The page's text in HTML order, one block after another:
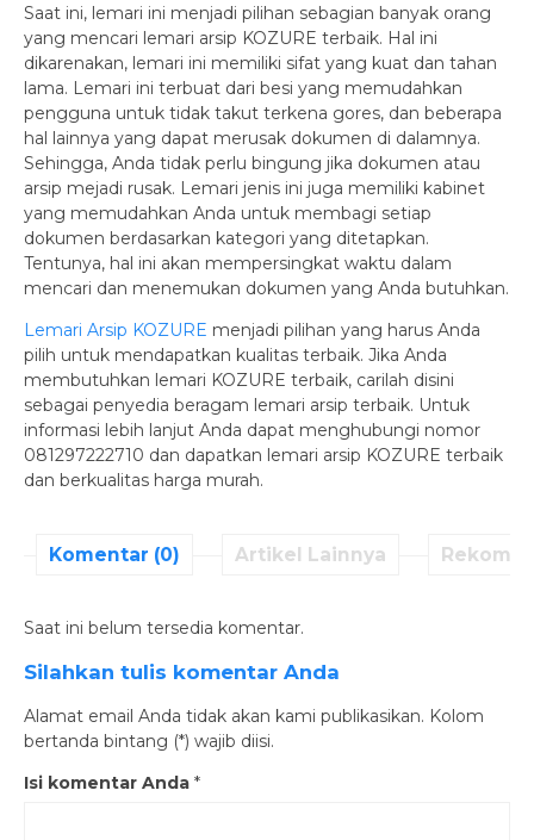
Saat ini, lemari ini menjadi pilihan sebagian banyak orang
yang mencari lemari arsip KOZURE terbaik. Hal ini
dikarenakan, lemari ini memiliki sifat yang kuat dan tahan
lama. Lemari ini terbuat dari besi yang memudahkan
pengguna untuk tidak takut terkena gores, dan beberapa
hal lainnya yang dapat merusak dokumen di dalamnya.
Sehingga, Anda tidak perlu bingung jika dokumen atau
arsip mejadi rusak. Lemari jenis ini juga memiliki kabinet
yang memudahkan Anda untuk membagi setiap
dokumen berdasarkan kategori yang ditetapkan.
Tentunya, hal ini akan mempersingkat waktu dalam
mencari dan menemukan dokumen yang Anda butuhkan.
Lemari Arsip KOZURE menjadi pilihan yang harus Anda
pilih untuk mendapatkan kualitas terbaik. Jika Anda
membutuhkan lemari KOZURE terbaik, carilah disini
sebagai penyedia beragam lemari arsip terbaik. Untuk
informasi lebih lanjut Anda dapat menghubungi nomor
081297222710 dan dapatkan lemari arsip KOZURE terbaik
dan berkualitas harga murah.
Komentar (0) Artikel Lainnya
Saat ini belum tersedia komentar.
Silahkan tulis komentar Anda
Alamat email Anda tidak akan kami publikasikan. Kolom
bertanda bintang (*) wajib diisi.
Isi komentar Anda *